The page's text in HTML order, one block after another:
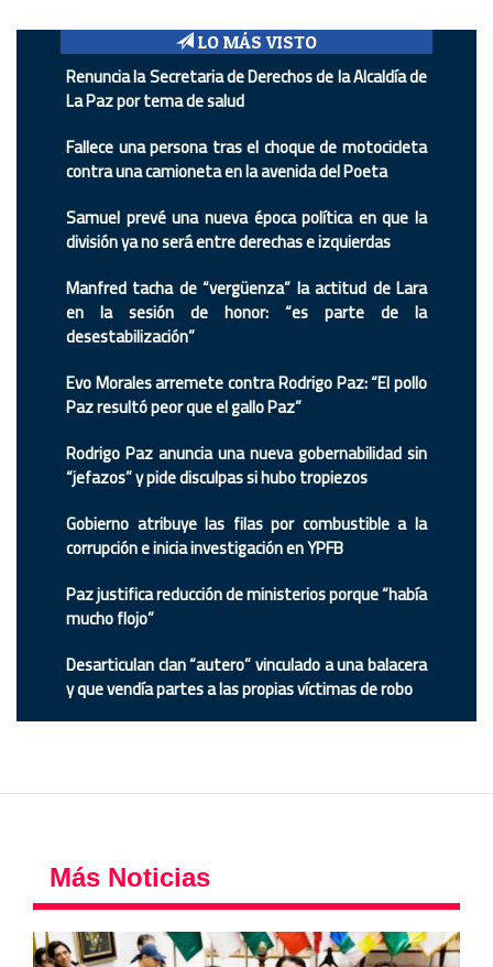
LO MÁS VISTO
Renuncia la Secretaria de Derechos de la Alcaldía de
La Paz por tema de salud
Fallece una persona tras el choque de motocicleta
contra una camioneta en la avenida del Poeta
Samuel prevé una nueva época política en que la
división ya no será entre derechas e izquierdas
Manfred tacha de “vergüenza” la actitud de Lara
en la sesión de honor: “es parte de la
desestabilización”
Evo Morales arremete contra Rodrigo Paz: “El pollo
Paz resultó peor que el gallo Paz”
Rodrigo Paz anuncia una nueva gobernabilidad sin
“jefazos” y pide disculpas si hubo tropiezos
Gobierno atribuye las filas por combustible a la
corrupción e inicia investigación en YPFB
Paz justifica reducción de ministerios porque “había
mucho flojo”
Desarticulan clan “autero” vinculado a una balacera
y que vendía partes a las propias víctimas de robo
Más Noticias